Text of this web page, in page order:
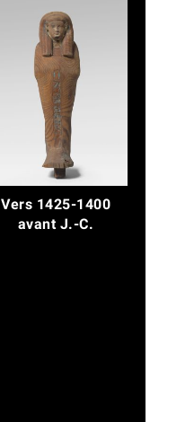
Vers 1425-1400
avant J.-C.